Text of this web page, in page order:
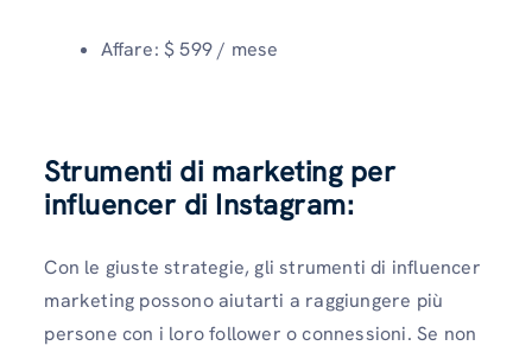
Affare: $ 599 / mese
Strumenti di marketing per
influencer di Instagram:
Con le giuste strategie, gli strumenti di influencer
marketing possono aiutarti a raggiungere più
persone con i loro follower o connessioni. Se non